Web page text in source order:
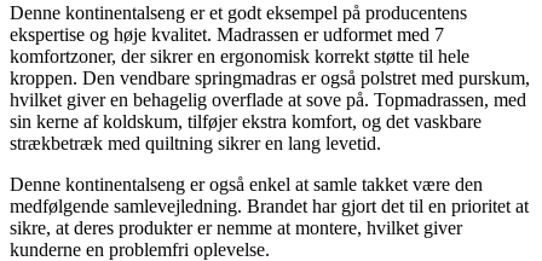
Denne kontinentalseng er et godt eksempel på producentens
ekspertise og høje kvalitet. Madrassen er udformet med 7
komfortzoner, der sikrer en ergonomisk korrekt støtte til hele
kroppen. Den vendbare springmadras er også polstret med purskum,
hvilket giver en behagelig overflade at sove på. Topmadrassen, med
sin kerne af koldskum, tilføjer ekstra komfort, og det vaskbare
strækbetræk med quiltning sikrer en lang levetid.
Denne kontinentalseng er også enkel at samle takket være den
medfølgende samlevejledning. Brandet har gjort det til en prioritet at
sikre, at deres produkter er nemme at montere, hvilket giver
kunderne en problemfri oplevelse.